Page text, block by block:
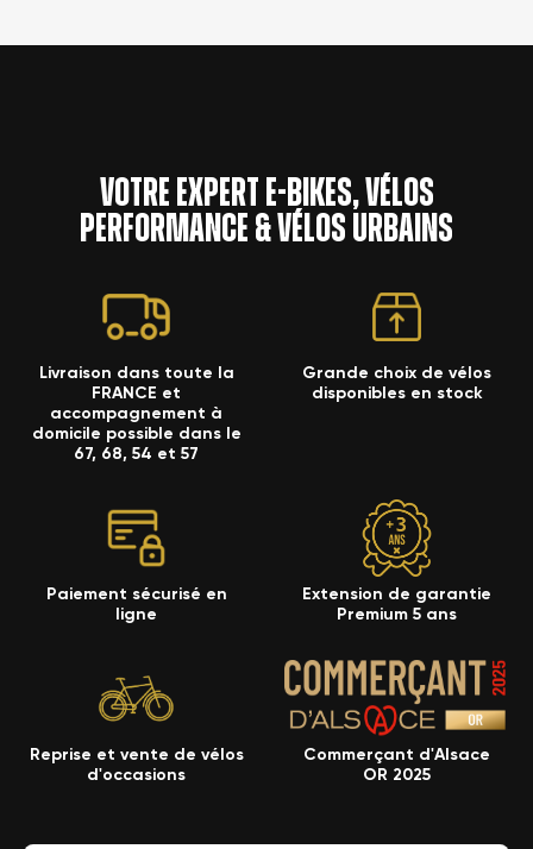
Votre expert e-bikes, vélos
performance & vélos urbains
Livraison dans toute la
FRANCE et
accompagnement à
domicile possible dans le
67, 68, 54 et 57
Grande choix de vélos
disponibles en stock
Paiement sécurisé en
ligne
Extension de garantie
Premium 5 ans
Reprise et vente de vélos
d'occasions
Commerçant d'Alsace
OR 2025